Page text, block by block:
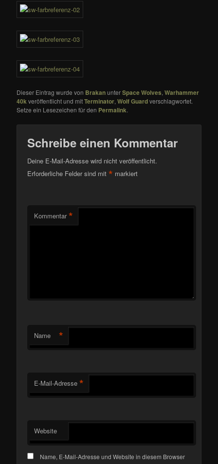
Dieser Eintrag wurde von BrakanunterSpace Wolves,Warhammer
40kveröffentlicht und mitTerminator,Wolf Guardverschlagwortet.
Setze ein Lesezeichen für den Permalink.
Schreibe einen Kommentar
Deine E-Mail-Adresse wird nicht veröffentlicht.
Erforderliche Felder sind mit* markiert
Kommentar *
Name *
E-Mail-Adresse *
Website
Name, E-Mail-Adresse und Website in diesem Browser